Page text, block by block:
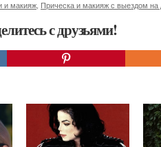
и макияж Прическа и макияж с выездом на
с друзьями!